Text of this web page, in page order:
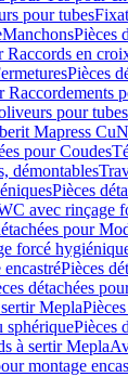
pour tubes
ManchonsPièces
Raccords en
Pièces
Raccordements
pour tubes
Mapress
pour Coudes
démontables
Pièces
avec rinçage
pour
forcé
Pièces
détachées
Mepla
sphériquePièces
à sertir Mepla
montage